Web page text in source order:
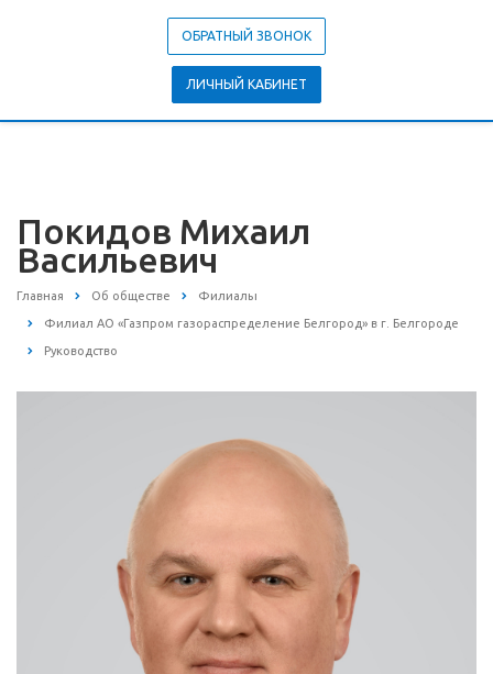
ОБРАТНЫЙ ЗВОНОК
ЛИЧНЫЙ КАБИНЕТ
Покидов Михаил
Васильевич
Главная Об обществе Филиалы
Филиал АО «Газпром газораспределение Белгород» в г. Белгороде
Руководство